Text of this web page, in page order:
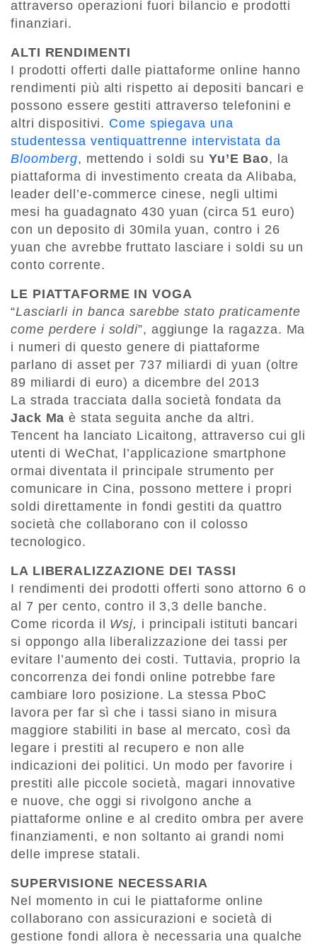
attraverso operazioni fuori bilancio e prodotti
finanziari.
ALTI RENDIMENTI
I prodotti offerti dalle piattaforme online hanno
rendimenti più alti rispetto ai depositi bancari e
possono essere gestiti attraverso telefonini e
altri dispositivi. Come spiegava una
studentessa ventiquattrenne intervistata da
Bloomberg, mettendo i soldi su Yu’E Bao, la
piattaforma di investimento creata da Alibaba,
leader dell’e-commerce cinese, negli ultimi
mesi ha guadagnato 430 yuan (circa 51 euro)
con un deposito di 30mila yuan, contro i 26
yuan che avrebbe fruttato lasciare i soldi su un
conto corrente.
LE PIATTAFORME IN VOGA
“Lasciarli in banca sarebbe stato praticamente
come perdere i soldi”, aggiunge la ragazza. Ma
i numeri di questo genere di piattaforme
parlano di asset per 737 miliardi di yuan (oltre
89 miliardi di euro) a dicembre del 2013
La strada tracciata dalla società fondata da
Jack Ma è stata seguita anche da altri.
Tencent ha lanciato Licaitong, attraverso cui gli
utenti di WeChat, l’applicazione smartphone
ormai diventata il principale strumento per
comunicare in Cina, possono mettere i propri
soldi direttamente in fondi gestiti da quattro
società che collaborano con il colosso
tecnologico.
LA LIBERALIZZAZIONE DEI TASSI
I rendimenti dei prodotti offerti sono attorno 6 o
al 7 per cento, contro il 3,3 delle banche.
Come ricorda il Wsj, i principali istituti bancari
si oppongo alla liberalizzazione dei tassi per
evitare l’aumento dei costi. Tuttavia, proprio la
concorrenza dei fondi online potrebbe fare
cambiare loro posizione. La stessa PboC
lavora per far sì che i tassi siano in misura
maggiore stabiliti in base al mercato, così da
legare i prestiti al recupero e non alle
indicazioni dei politici. Un modo per favorire i
prestiti alle piccole società, magari innovative
e nuove, che oggi si rivolgono anche a
piattaforme online e al credito ombra per avere
finanziamenti, e non soltanto ai grandi nomi
delle imprese statali.
SUPERVISIONE NECESSARIA
Nel momento in cui le piattaforme online
collaborano con assicurazioni e società di
gestione fondi allora è necessaria una qualche